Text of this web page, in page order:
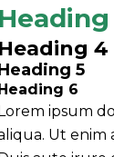
Heading
Heading 4
5
6
ipsum
Ut enim